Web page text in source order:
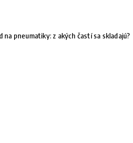
na pneumatiky: z akých častí sa skladajú?